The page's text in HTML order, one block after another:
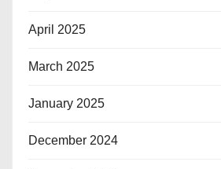
April 2025
March 2025
January 2025
December 2024